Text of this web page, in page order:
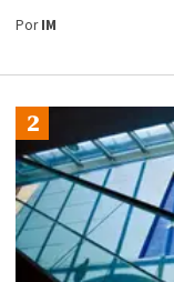
PorIM